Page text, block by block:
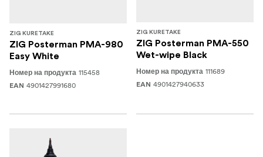
ZIG KURETAKE
ZIG Posterman PMA-980
Easy White
Номер на продукта 115458
EAN 4901427991680
ZIG KURETAKE
ZIG Posterman PMA-550
Wet-wipe Black
Номер на продукта 111689
EAN 4901427940633